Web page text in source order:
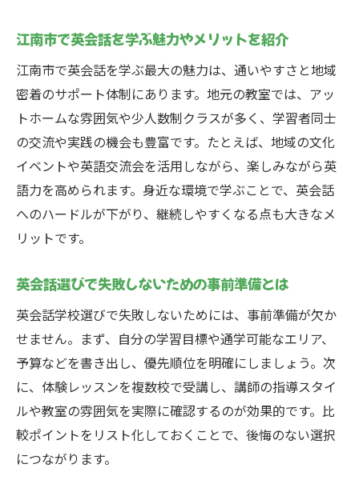
教室選びでチェックしたい英会話の重要項
英会話教室の雰囲気や設備も比較に活用し
よう
英会話選びに役立つ体験談や口コミの活か
し方
体験レッスンを活用した英会話比較術
英会話体験レッスンの効果的な活用法を解
説
質
英会話比較は体験レッスン参加が決め手に
なる
実際の体験から見る英会話学校の違いを把
握
英会話体験後に比較するべきポイントとは
何か
体験レッスンで英会話教室選びに自信が持
江南市で英会話を学ぶ魅力やメリットを紹介
江南市で英会話を学ぶ最大の魅力は、通いやすさと地域
密着のサポート体制にあります。地元の教室では、アッ
トホームな雰囲気や少人数制クラスが多く、学習者同士
の交流や実践の機会も豊富です。たとえば、地域の文化
イベントや英語交流会を活用しながら、楽しみながら英
語力を高められます。身近な環境で学ぶことで、英会話
へのハードルが下がり、継続しやすくなる点も大きなメ
リットです。
英会話選びで失敗しないための事前準備とは
英会話学校選びで失敗しないためには、事前準備が欠か
せません。まず、自分の学習目標や通学可能なエリア、
予算などを書き出し、優先順位を明確にしましょう。次
に、体験レッスンを複数校で受講し、講師の指導スタイ
ルや教室の雰囲気を実際に確認するのが効果的です。比
較ポイントをリスト化しておくことで、後悔のない選択
につながります。